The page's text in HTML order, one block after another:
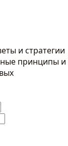
и стратегии
принципы и